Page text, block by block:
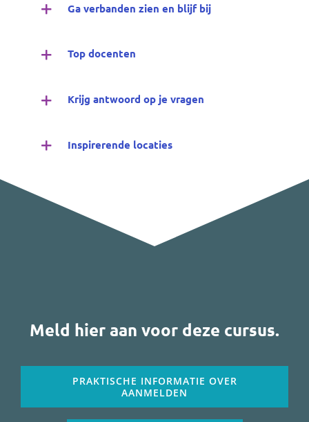
Ga verbanden zien en blijf bij
Top docenten
Krijg antwoord op je vragen
Inspirerende locaties
Meld hier aan voor deze cursus.
PRAKTISCHE INFORMATIE OVER
AANMELDEN